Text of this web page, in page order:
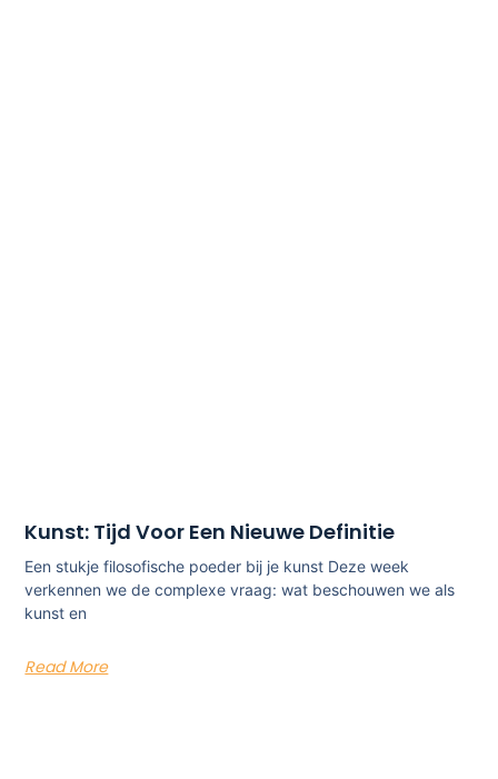
Kunst: Tijd Voor Een Nieuwe Definitie
Een stukje filosofische poeder bij je kunst Deze week
verkennen we de complexe vraag: wat beschouwen we als
kunst en
Read More